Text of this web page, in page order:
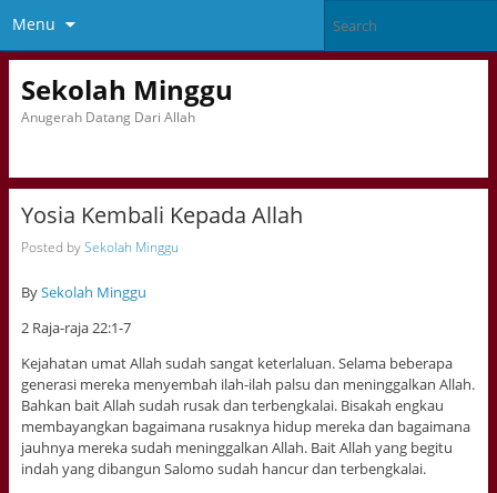
Menu
Sekolah Minggu
Anugerah Datang Dari Allah
Yosia Kembali Kepada Allah
Posted bySekolah Minggu
BySekolah Minggu
2 Raja-raja 22:1-7
Kejahatan umat Allah sudah sangat keterlaluan. Selama beberapa
generasi mereka menyembah ilah-ilah palsu dan meninggalkan Allah.
Bahkan bait Allah sudah rusak dan terbengkalai. Bisakah engkau
membayangkan bagaimana rusaknya hidup mereka dan bagaimana
jauhnya mereka sudah meninggalkan Allah. Bait Allah yang begitu
indah yang dibangun Salomo sudah hancur dan terbengkalai.